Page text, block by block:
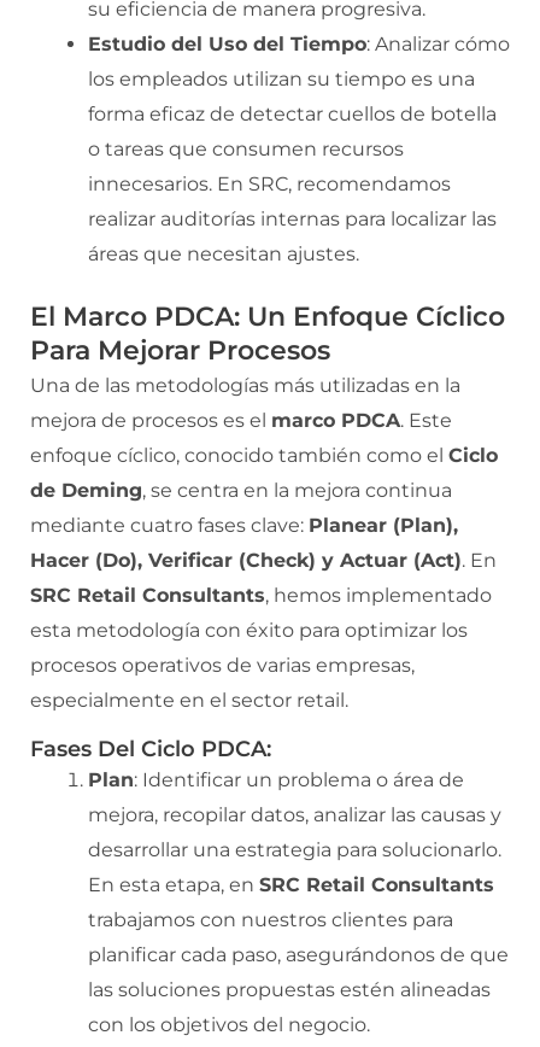
su eficiencia de manera progresiva.
Estudio del Uso del Tiempo: Analizar cómo
los empleados utilizan su tiempo es una
forma eficaz de detectar cuellos de botella
o tareas que consumen recursos
innecesarios. En SRC, recomendamos
realizar auditorías internas para localizar las
áreas que necesitan ajustes.
El Marco PDCA: Un Enfoque Cíclico
Para Mejorar Procesos
Una de las metodologías más utilizadas en la
mejora de procesos es el marco PDCA. Este
enfoque cíclico, conocido también como el Ciclo
de Deming, se centra en la mejora continua
mediante cuatro fases clave: Planear (Plan),
Hacer (Do), Verificar (Check) y Actuar (Act). En
SRC Retail Consultants, hemos implementado
esta metodología con éxito para optimizar los
procesos operativos de varias empresas,
especialmente en el sector retail.
Fases Del Ciclo PDCA:
Plan: Identificar un problema o área de
mejora, recopilar datos, analizar las causas y
desarrollar una estrategia para solucionarlo.
En esta etapa, en SRC Retail Consultants
trabajamos con nuestros clientes para
planificar cada paso, asegurándonos de que
las soluciones propuestas estén alineadas
con los objetivos del negocio.